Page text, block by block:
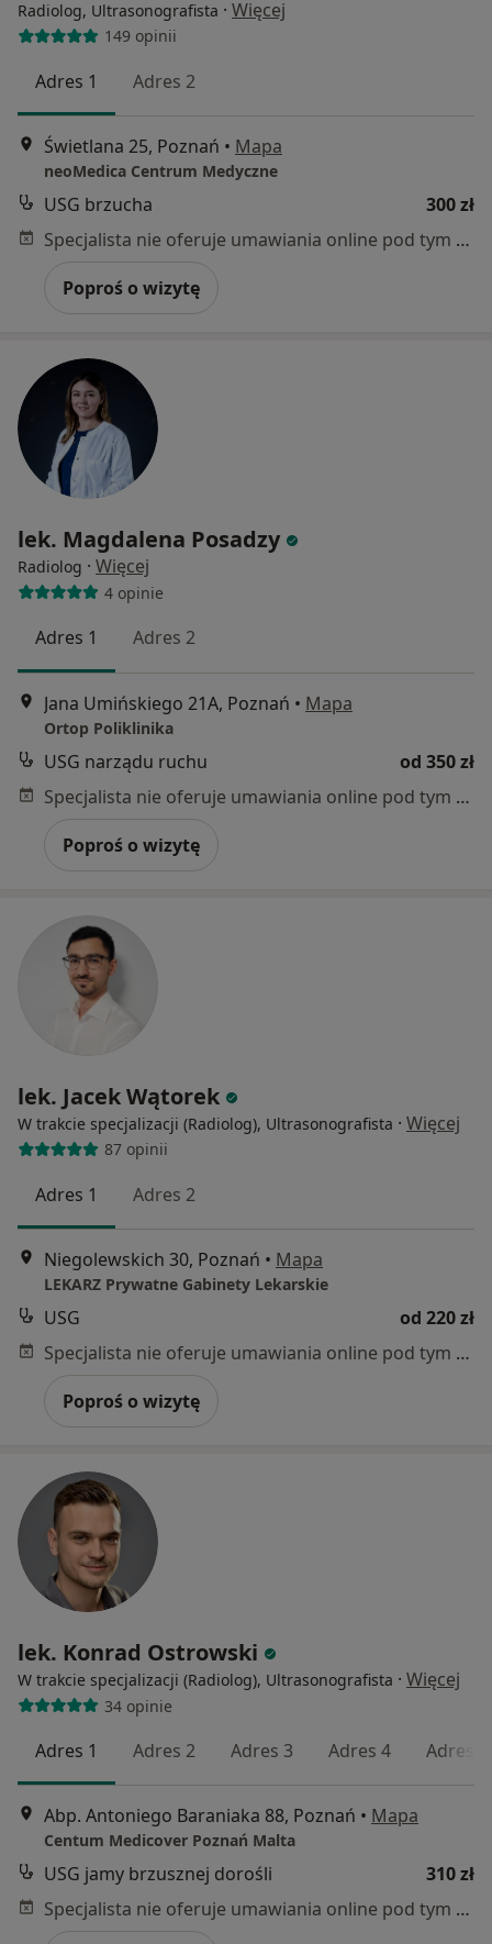
Radiolog, Ultrasonografista · Więcej
149 opinii
Adres 1 Adres 2
Świetlana 25, Poznań • Mapa
neoMedica Centrum Medyczne
USG brzucha
300 zł
Specjalista nie oferuje umawiania online pod tym adresem.
Poproś o wizytę
lek. Magdalena Posadzy
Radiolog · Więcej
4 opinie
Adres 1 Adres 2
Jana Umińskiego 21A, Poznań • Mapa
Ortop Poliklinika
USG narządu ruchu
od 350 zł
Specjalista nie oferuje umawiania online pod tym adresem.
Poproś o wizytę
lek. Jacek Wątorek
W trakcie specjalizacji (Radiolog), Ultrasonografista · Więcej
87 opinii
Adres 1 Adres 2
Niegolewskich 30, Poznań • Mapa
LEKARZ Prywatne Gabinety Lekarskie
USG
od 220 zł
Specjalista nie oferuje umawiania online pod tym adresem.
Poproś o wizytę
lek. Konrad Ostrowski
W trakcie specjalizacji (Radiolog), Ultrasonografista · Więcej
34 opinie
Adres 1 Adres 2 Adres 3 Adres 4 Adres 5
Abp. Antoniego Baraniaka 88, Poznań • Mapa
Centum Medicover Poznań Malta
USG jamy brzusznej dorośli
310 zł
Specjalista nie oferuje umawiania online pod tym adresem.